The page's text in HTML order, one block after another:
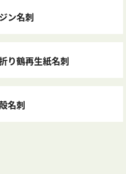
ン名刺
り鶴再生紙名刺
名刺